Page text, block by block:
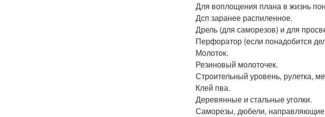
Для воплощения плана в жизнь
Дсп заранее распиленное.
Дрель (для саморезов) и для
Перфоратор (если понадобится
Молоток.
Резиновый молоточек.
Строительный уровень, рулетка,
Клей пва.
Деревянные и стальные уголки.
Саморезы, дюбели,